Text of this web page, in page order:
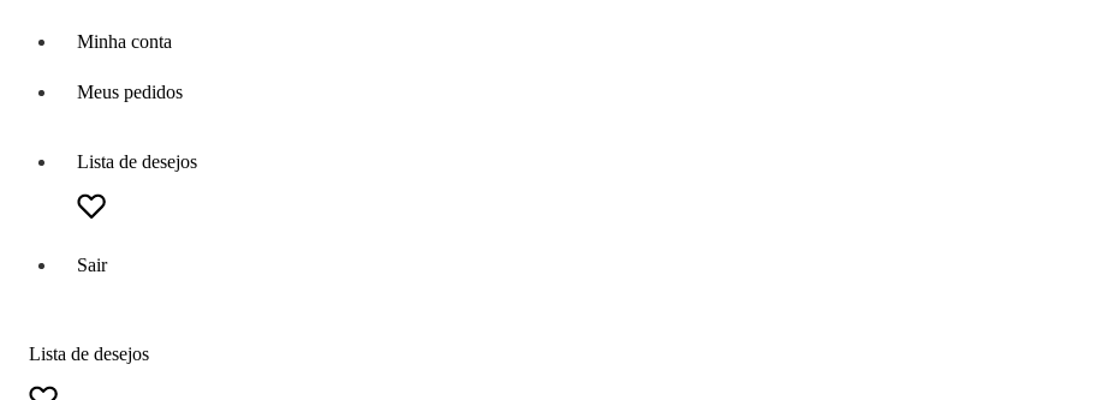
Minha conta
Meus pedidos
Lista de desejos
Sair
Lista de desejos